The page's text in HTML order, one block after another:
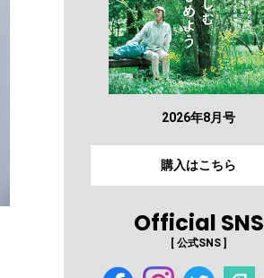
2026年8月号
購入はこちら
Official SNS
[ 公式SNS ]